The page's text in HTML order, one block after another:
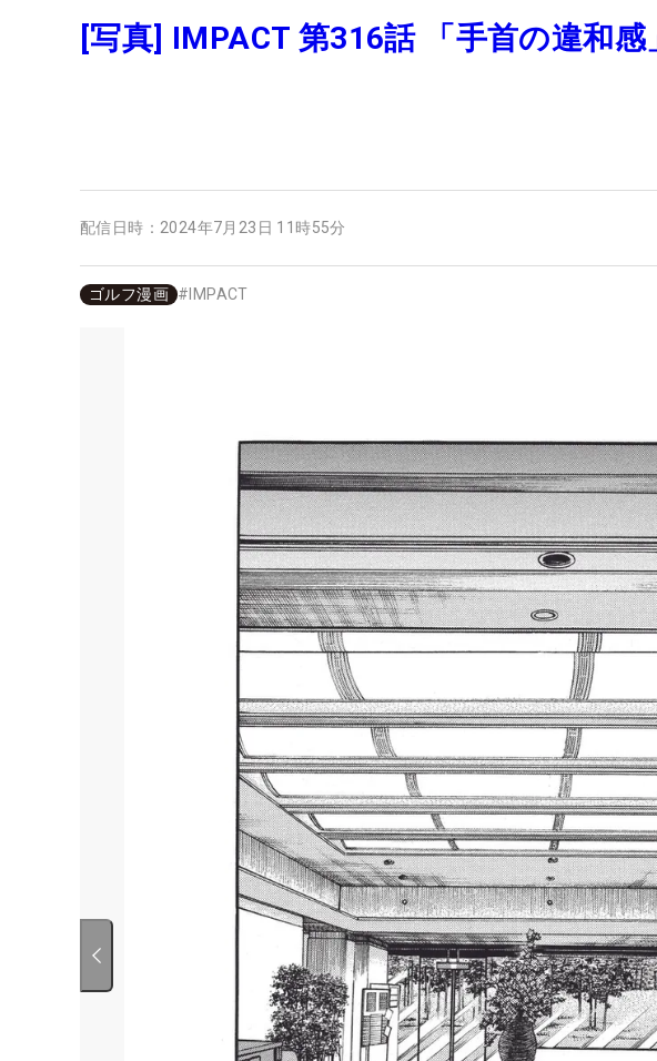
[写真] IMPACT 第316話 「手首の違和感
配信日時： 2024年7月23日 11時55分
ゴルフ漫画 # IMPACT